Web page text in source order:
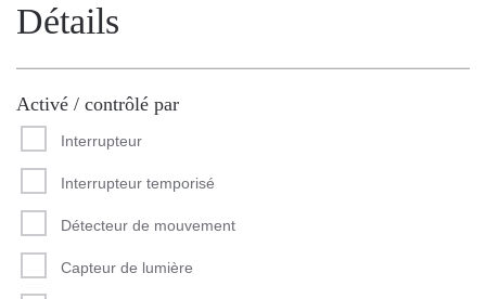
Détails
Activé / contrôlé par
Interrupteur
Interrupteur temporisé
Détecteur de mouvement
Capteur de lumière